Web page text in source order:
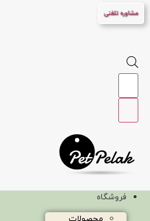
پرش
به
مشاوره تلفنی
Products
فروشگاه